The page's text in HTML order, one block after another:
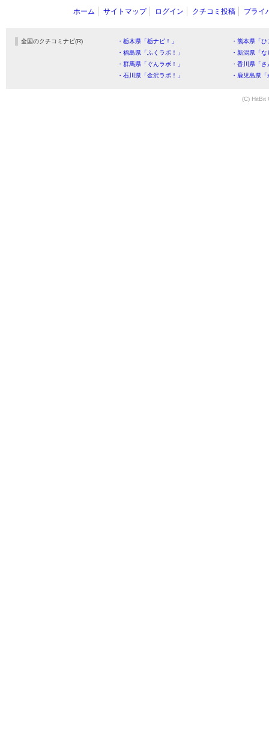
ホーム サイトマップ ログイン クチコミ投稿 プライ
全国のクチコミナビ(R) ・栃木県「栃ナビ！」
・熊本県「
・福島県「ふくラボ！」
・新潟県「
・群馬県「ぐんラボ！」
・香川県「
・石川県「金沢ラボ！」
・鹿児島県
(C) HitBit